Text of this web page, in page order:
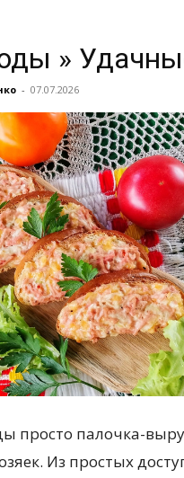
»
- 07.07.2026
просто палочка-
Из простых